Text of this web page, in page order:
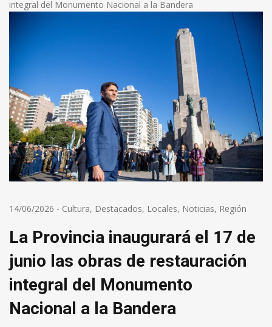
integral del Monumento Nacional a la Bandera
14/06/2026 - Cultura, Destacados, Locales, Noticias, Región
La Provincia inaugurará el 17 de
junio las obras de restauración
integral del Monumento
Nacional a la Bandera